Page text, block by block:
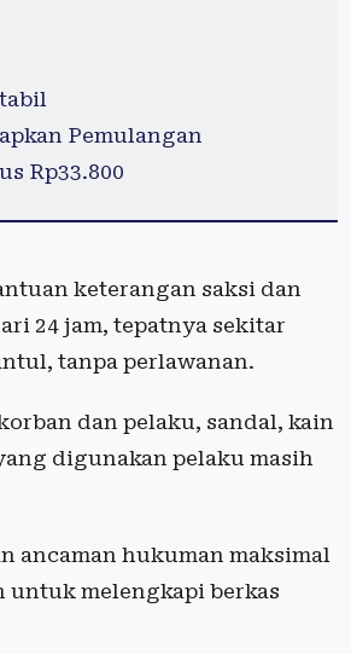
Pemulangan
Rp33.800
keterangan saksi dan
24 jam, tepatnya sekitar
tanpa perlawanan.
dan pelaku, sandal, kain
digunakan pelaku masih
ancaman hukuman maksimal
untuk melengkapi berkas